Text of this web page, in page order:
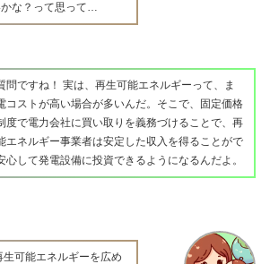
な？って思って…
問ですね！ 実は、再生可能エネルギーって、ま
コストが高い場合が多いんだ。そこで、固定価格
度で電力会社に買い取りを義務づけることで、再
エネルギー事業者は安定した収入を得ることがで
心して発電設備に投資できるようになるんだよ。
可能エネルギーを広め